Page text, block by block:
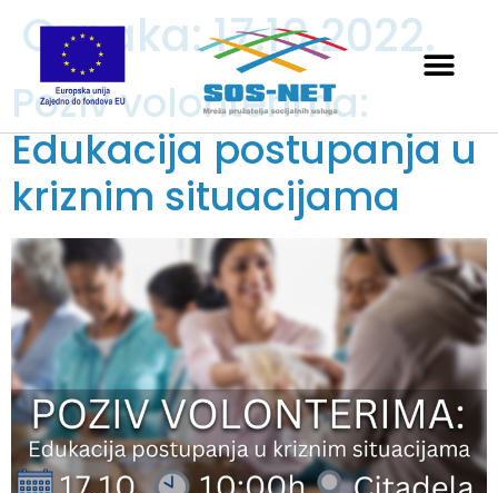
Oznaka:17.10.2022.
Poziv volonterima:
Edukacija postupanja u
kriznim situacijama